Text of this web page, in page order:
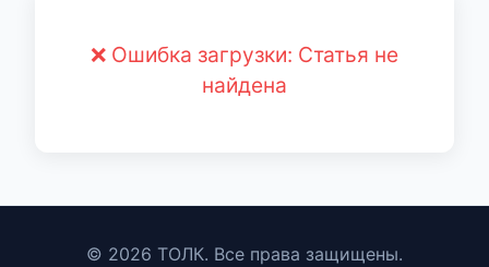
❌ Ошибка загрузки: Статья не
найдена
© 2026 ТОЛК. Все права защищены.